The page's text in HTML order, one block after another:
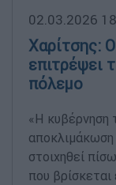
02.03.2026
Χαρίτσης:
επιτρέψει
πόλεμο
«Η κυβέρνηση
αποκλιμάκωση
στοιχηθεί
που